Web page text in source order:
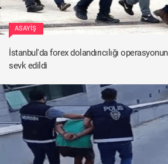
ASAYIŞ
İstanbul'da forex dolandırıcılığı
sevk edildi